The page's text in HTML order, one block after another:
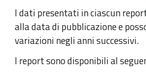
I dati presentati in ciascun
alla data di pubblicazione e
variazioni negli anni successivi.
I report sono disponibili al